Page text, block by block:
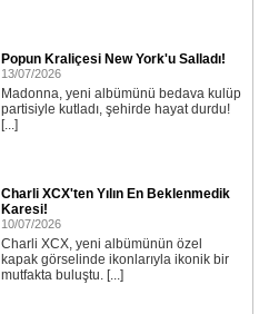
Popun Kraliçesi New York'u Salladı!
13/07/2026
Madonna, yeni albümünü bedava kulüp
partisiyle kutladı, şehirde hayat durdu!
[...]
Charli XCX'ten Yılın En Beklenmedik
Karesi!
10/07/2026
Charli XCX, yeni albümünün özel
kapak görselinde ikonlarıyla ikonik bir
mutfakta buluştu. [...]